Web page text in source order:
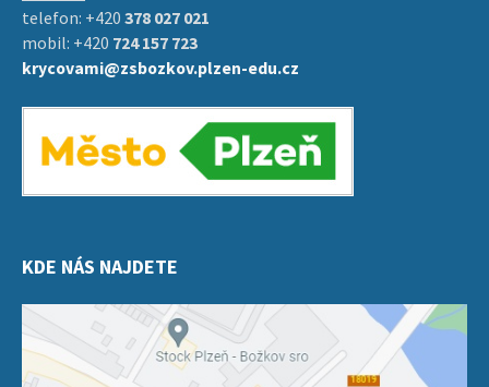
telefon: +420 378 027 021
mobil: +420 724 157 723
krycovami@zsbozkov.plzen-edu.cz
KDE NÁS NAJDETE